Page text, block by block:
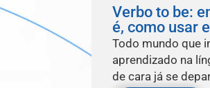
Verbo to be:
é, como usar
Todo mundo que
aprendizado na
de cara já se